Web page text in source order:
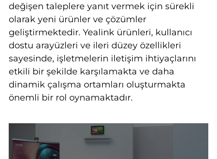
değişen taleplere yanıt vermek için sürekli
olarak yeni ürünler ve çözümler
geliştirmektedir. Yealink ürünleri, kullanıcı
dostu arayüzleri ve ileri düzey özellikleri
sayesinde, işletmelerin iletişim ihtiyaçlarını
etkili bir şekilde karşılamakta ve daha
dinamik çalışma ortamları oluşturmakta
önemli bir rol oynamaktadır.